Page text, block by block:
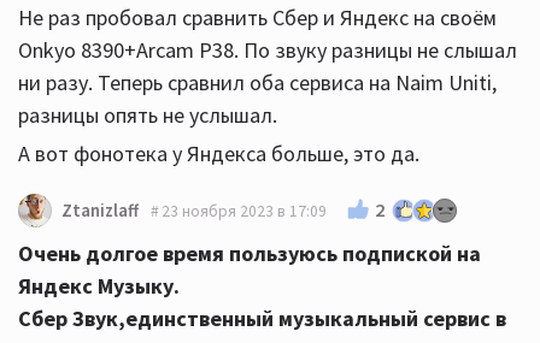
Не раз пробовал сравнить Сбер и Яндекс на своём
Onkyo 8390+Arcam P38. По звуку разницы не слышал
ни разу. Теперь сравнил оба сервиса на Naim Uniti,
разницы опять не услышал.
А вот фонотека у Яндекса больше, это да.
Ztanizlaff 23 ноября 2023 в 17:09 2
Очень долгое время пользуюсь подпиской на
Яндекс Музыку.
Сбер Звук,единственный музыкальный сервис в